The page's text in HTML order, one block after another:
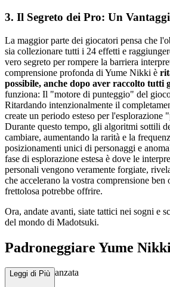
3. Il Segreto dei Pro: Un
La maggior parte dei giocatori pensa che
sia collezionare tutti i 24 effetti e
vero segreto per rompere la barriera
comprensione profonda di Yume Nikki è
possibile, anche dopo aver raccolto tutti
funziona: Il "motore di punteggio" del
Ritardando intenzionalmente il
create un periodo esteso per l'esplorazione
Durante questo tempo, gli algoritmi sottili
cambiare, aumentando la rarità e la
posizionamenti unici di personaggi e
fase di esplorazione estesa è dove le
personali vengono veramente forgiate,
che accelerano la vostra comprensione ben
frettolosa potrebbe offrire.
Ora, andate avanti, siate tattici nei sogni e
del mondo di Madotsuki.
Padroneggiare Yume
Strategica Avanzata
Leggi di Più